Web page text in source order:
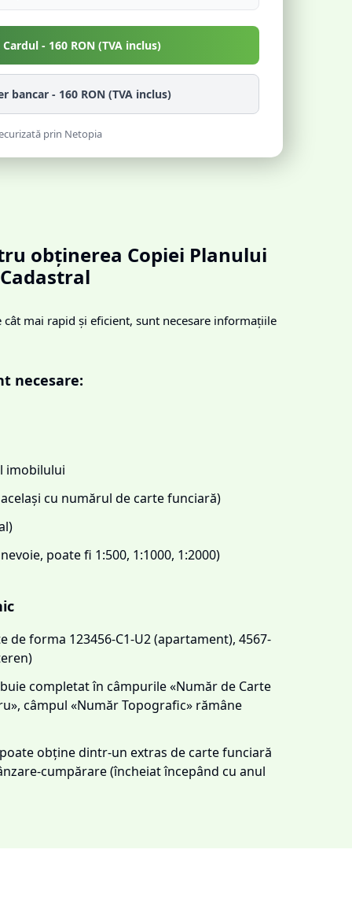
- 160 RON (TVA inclus)
bancar - 160 RON (TVA inclus)
prin Netopia
obținerea Copiei Planului
Cadastral
cât mai rapid și eficient, sunt necesare informațiile
necesare:
imobilului
cu numărul de carte funciară)
poate fi 1:500, 1:1000, 1:2000)
forma 123456-C1-U2 (apartament), 4567-
completat în câmpurile «Număr de Carte
câmpul «Număr Topografic» rămâne
obține dintr-un extras de carte funciară
cumpărare (încheiat începând cu anul